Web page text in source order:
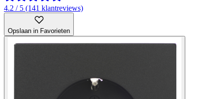
4.2 / 5 (141 klantreviews)
Opslaan in Favorieten